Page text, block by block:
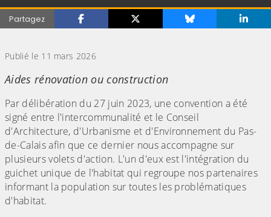
Partagez
Publié le 11 mars 2026
Aides rénovation ou construction
Par délibération du 27 juin 2023, une convention a été
signé entre l'intercommunalité et le Conseil
d'Architecture, d'Urbanisme et d'Environnement du Pas-
de-Calais afin que ce dernier nous accompagne sur
plusieurs volets d'action. L'un d'eux est l'intégration du
guichet unique de l'habitat qui regroupe nos partenaires
informant la population sur toutes les problématiques
d'habitat.